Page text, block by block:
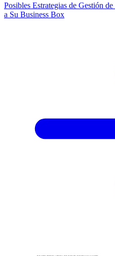
Posibles Estrategias de Gestión
a Su Business Box